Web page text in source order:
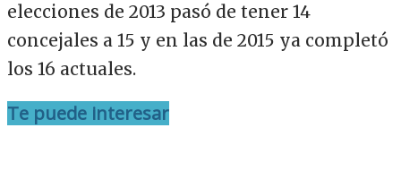
elecciones de 2013 pasó de tener 14
concejales a 15 y en las de 2015 ya completó
los 16 actuales.
Te puede interesar